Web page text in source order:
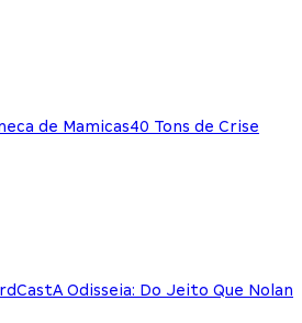
de Mamicas40 Tons de Crise
A Odisseia: Do Jeito Que Nolan